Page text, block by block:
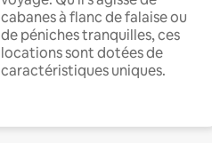
cabanes à flanc de falaise ou
de péniches tranquilles, ces
locations sont dotées de
caractéristiques uniques.